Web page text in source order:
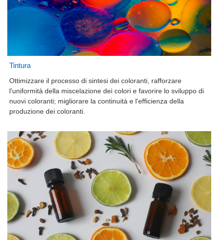
Tintura
Ottimizzare il processo di sintesi dei coloranti, rafforzare
l'uniformità della miscelazione dei colori e favorire lo sviluppo di
nuovi coloranti; migliorare la continuità e l'efficienza della
produzione dei coloranti.